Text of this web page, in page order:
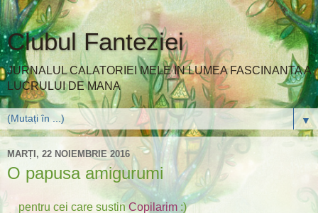
Clubul Fanteziei
JURNALUL CALATORIEI MELE IN LUMEA FASCINANTA A
LUCRULUI DE MANA
▼
MARȚI, 22 NOIEMBRIE 2016
O papusa amigurumi
pentru cei care sustin Copilarim :)